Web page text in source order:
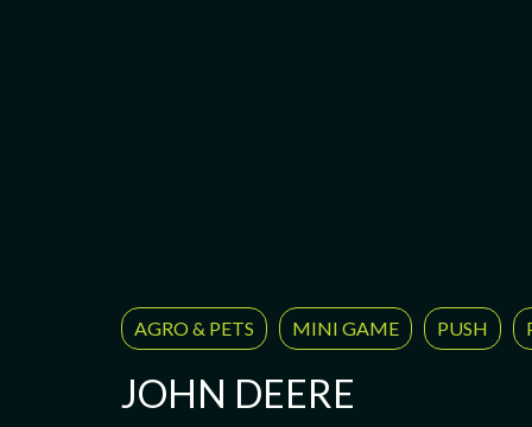
AGRO & PETS MINI GAME PUSH
JOHN DEERE